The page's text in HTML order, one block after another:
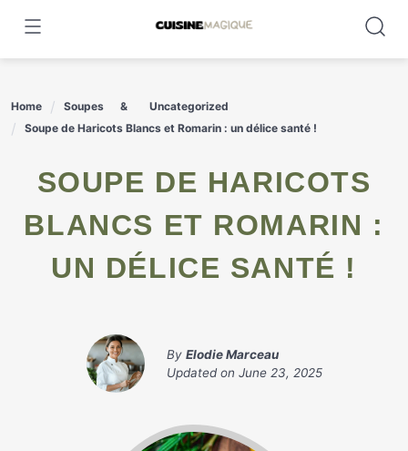
content
Home Soupes
Uncategorized
Soupe de Haricots Blancs et Romarin : un délice santé !
SOUPE DE HARICOTS
BLANCS ET ROMARIN :
UN DÉLICE SANTÉ !
By Elodie Marceau
Updated on June 23, 2025